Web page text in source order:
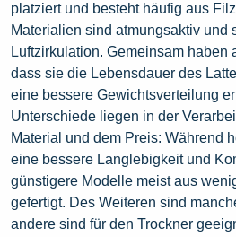
platziert und besteht häufig aus
Materialien sind atmungsaktiv und
Luftzirkulation. Gemeinsam haben
dass sie die Lebensdauer des
eine bessere Gewichtsverteilung
Unterschiede liegen in der
Material und dem Preis: Während
eine bessere Langlebigkeit und
günstigere Modelle meist aus
gefertigt. Des Weiteren sind
andere sind für den Trockner